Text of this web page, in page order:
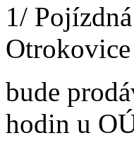
1/
Otrokovice
bude
hodin u